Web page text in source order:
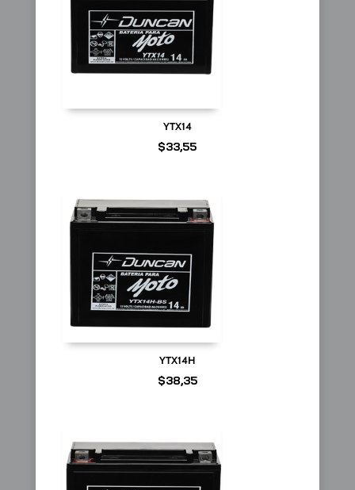
YTX14
$33,55
YTX14H
$38,35